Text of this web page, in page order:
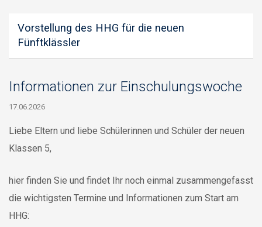
Vorstellung des HHG für die neuen
Fünftklässler
Informationen zur Einschulungswoche
17.06.2026
Liebe Eltern und liebe Schülerinnen und Schüler der neuen
Klassen 5,
hier finden Sie und findet Ihr noch einmal zusammengefasst
die wichtigsten Termine und Informationen zum Start am
HHG: